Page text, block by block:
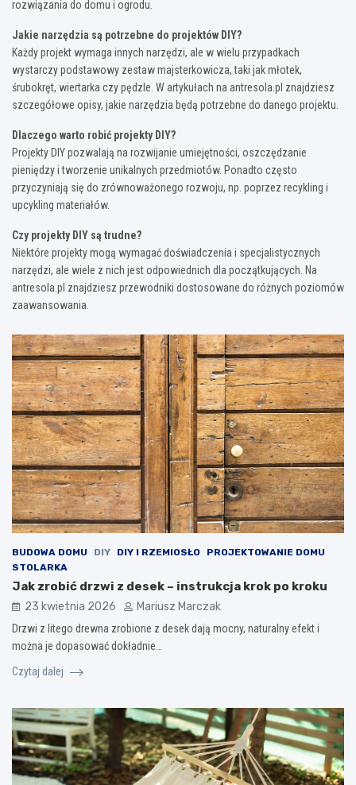
rozwiązania do domu i ogrodu.
Jakie narzędzia są potrzebne do projektów DIY?
Każdy projekt wymaga innych narzędzi, ale w wielu przypadkach
wystarczy podstawowy zestaw majsterkowicza, taki jak młotek,
śrubokręt, wiertarka czy pędzle. W artykułach na antresola.pl znajdziesz
szczegółowe opisy, jakie narzędzia będą potrzebne do danego projektu.
Dlaczego warto robić projekty DIY?
Projekty DIY pozwalają na rozwijanie umiejętności, oszczędzanie
pieniędzy i tworzenie unikalnych przedmiotów. Ponadto często
przyczyniają się do zrównoważonego rozwoju, np. poprzez recykling i
upcykling materiałów.
Czy projekty DIY są trudne?
Niektóre projekty mogą wymagać doświadczenia i specjalistycznych
narzędzi, ale wiele z nich jest odpowiednich dla początkujących. Na
antresola.pl znajdziesz przewodniki dostosowane do różnych poziomów
zaawansowania.
BUDOWA DOMU DIY DIY I RZEMIOSŁO
PROJEKTOWANIE DOMU
STOLARKA
Jak zrobić drzwi z desek – instrukcja krok po kroku
23 kwietnia 2026 Mariusz Marczak
Drzwi z litego drewna zrobione z desek dają mocny, naturalny efekt i
można je dopasować dokładnie…
Czytaj dalej